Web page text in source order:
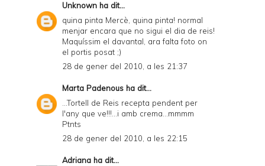
Unknown ha dit...
quina pinta Mercè, quina pinta! normal
menjar encara que no sigui el dia de reis!
Maquíssim el davantal, ara falta foto on
el portis posat ;)
28 de gener del 2010, a les 21:37
Marta Padenous ha dit...
...Tortell de Reis recepta pendent per
l'any que ve!!!...i amb crema...mmmm
Ptnts
28 de gener del 2010, a les 22:15
Adriana ha dit...